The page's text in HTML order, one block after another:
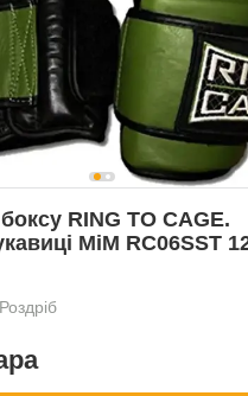
RING TO CAGE.
MiM RC06SST
Роздріб